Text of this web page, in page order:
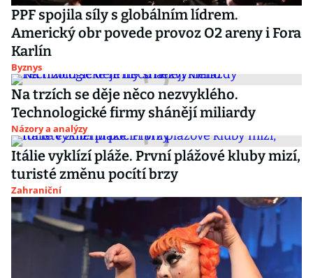
PPF spojila síly s globálním lídrem.
Americký obr povede provoz O2 areny i Fora
Karlín
Byznys
Na trzích se děje něco nezvyklého.
Technologické firmy shánějí miliardy
Názory a analýzy
Itálie vyklízí pláže. První plážové kluby mizí,
turisté změnu pocítí brzy
Zahraniční